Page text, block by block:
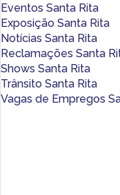
Eventos Santa Rita
Exposição Santa Rita
Notícias Santa Rita
Reclamações Santa
Shows Santa Rita
Trânsito Santa Rita
Vagas de Empregos